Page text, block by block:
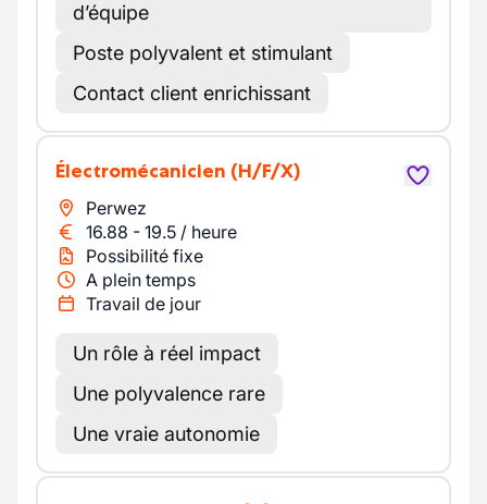
d’équipe
Poste polyvalent et stimulant
Contact client enrichissant
Électromécanicien (H/F/X)
Perwez
16.88 - 19.5 / heure
Possibilité fixe
A plein temps
Travail de jour
Un rôle à réel impact
Une polyvalence rare
Une vraie autonomie